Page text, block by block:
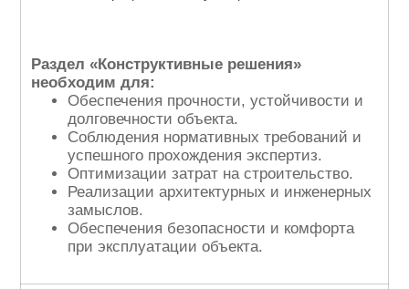
Раздел «Конструктивные решения»
необходим для:
Обеспечения прочности, устойчивости и
долговечности объекта.
Соблюдения нормативных требований и
успешного прохождения экспертиз.
Оптимизации затрат на строительство.
Реализации архитектурных и инженерных
замыслов.
Обеспечения безопасности и комфорта
при эксплуатации объекта.